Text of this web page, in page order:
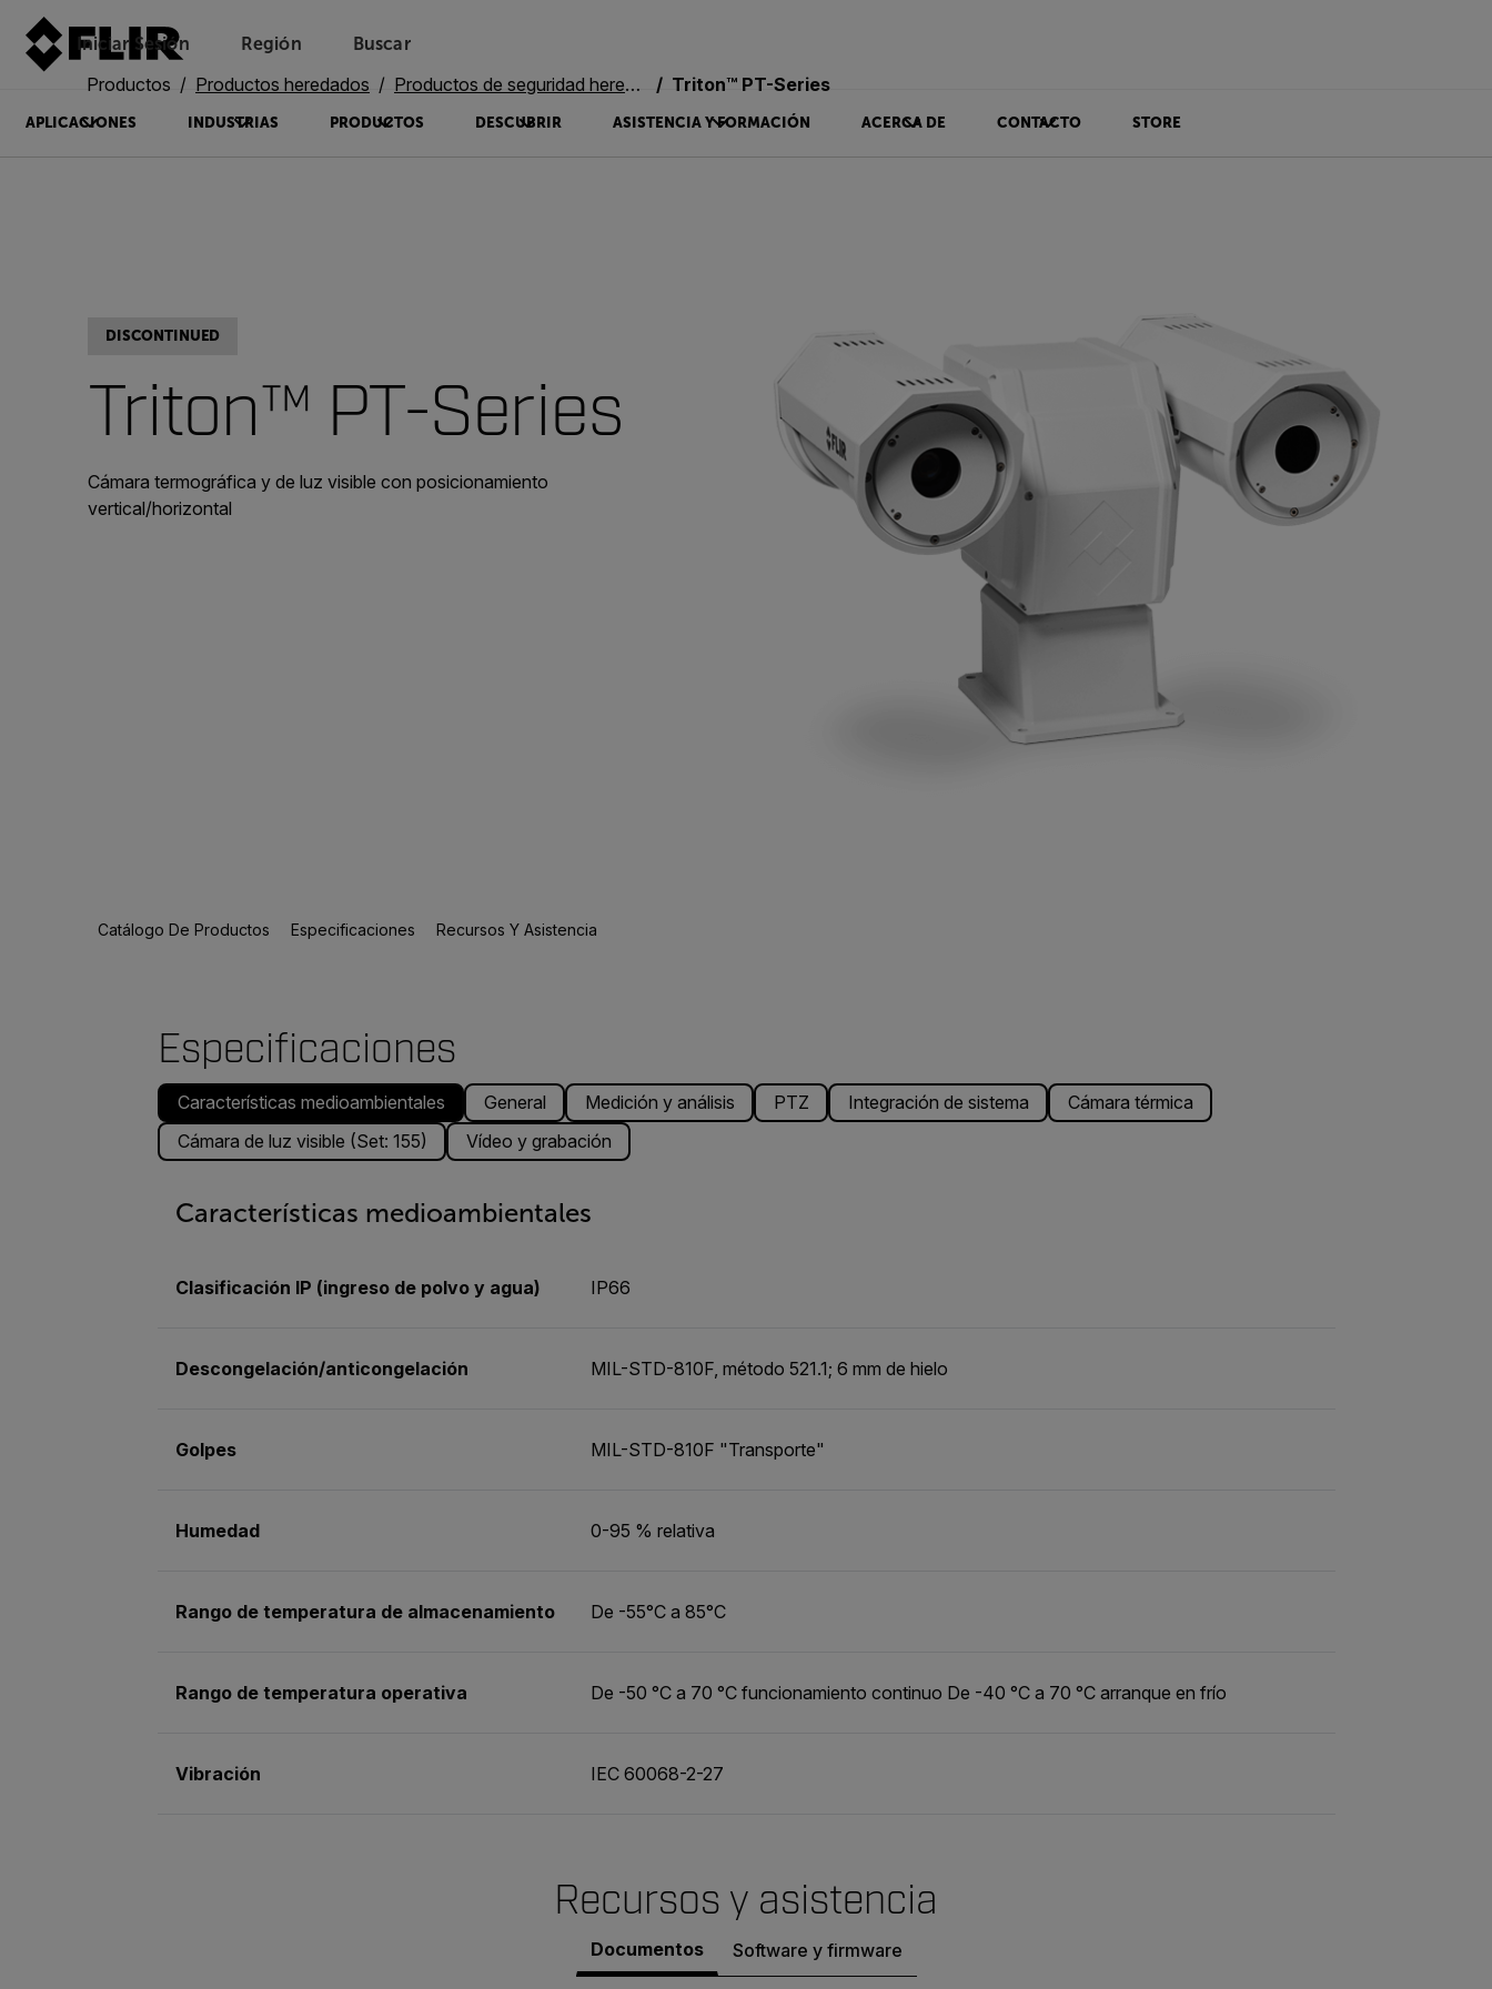
Iniciar Sesión Región Buscar
APLICACIONES INDUSTRIAS PRODUCTOS DESCUBRIR ASISTENCIA Y FORMACIÓN ACERCA DE CONTACTO STORE
Productos Productos heredados Productos de seguridad heredados Triton™ PT-Series
DISCONTINUED
Triton™ PT-Series
Cámara termográfica y de luz visible con posicionamiento
vertical/horizontal
Catálogo De Productos Especificaciones Recursos Y Asistencia
Especificaciones
Características medioambientales General Medición y análisis PTZ Integración de sistema
Cámara térmica
Cámara de luz visible (Set: 155)
Vídeo y grabación
Características medioambientales
Clasificación IP (ingreso de polvo y agua) IP66
Descongelación/anticongelación MIL-STD-810F, método 521.1; 6 mm de hielo
Golpes MIL-STD-810F "Transporte"
Humedad 0-95 % relativa
Rango de temperatura de almacenamiento De -55°C a 85°C
Rango de temperatura operativa De -50 °C a 70 °C funcionamiento continuo De -40 °C a 70 °C arranque en frío
Vibración IEC 60068-2-27
Recursos y asistencia
Documentos Software y firmware